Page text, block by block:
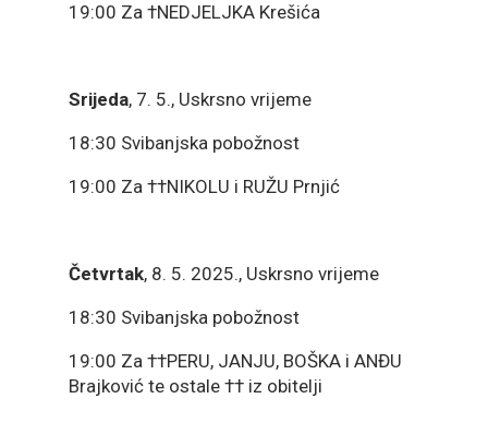
19:00 Za †NEDJELJKA Krešića
Srijeda, 7. 5., Uskrsno vrijeme
18:30 Svibanjska pobožnost
19:00 Za ††NIKOLU i RUŽU Prnjić
Četvrtak, 8. 5. 2025., Uskrsno vrijeme
18:30 Svibanjska pobožnost
19:00 Za ††PERU, JANJU, BOŠKA i ANĐU
Brajković te ostale †† iz obitelji